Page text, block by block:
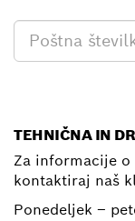
TEHNIČNA IN
Za informacije
kontaktiraj naš
Ponedeljek –